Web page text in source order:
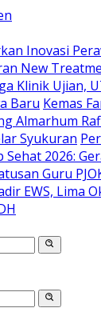
Inovasi
New
Klinik Ujian,
Baru Kemas
Almarhum
Syukuran
Sehat 2026:
Guru
EWS, Lima